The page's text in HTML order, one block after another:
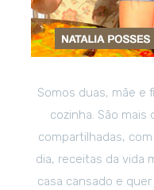
Somos duas, mãe e
cozinha. São
compartilhadas,
dia, receitas da vida
casa cansado e